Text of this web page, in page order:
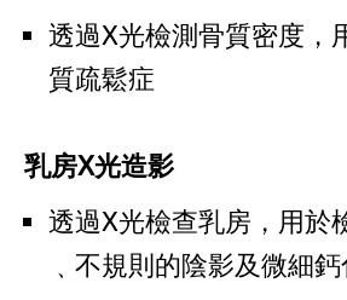
透過X光檢測骨質密度，
質疏鬆症
乳房X光造影
透過X光檢查乳房，用於
﹑不規則的陰影及微細